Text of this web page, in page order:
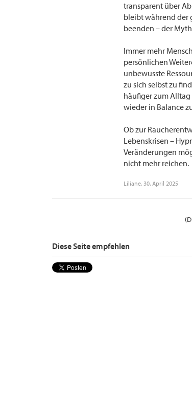
transparent über
bleibt während der
beenden – der
Immer mehr
persönlichen
unbewusste
zu sich selbst zu
häufiger zum
wieder in Balance
Ob zur
Lebenskrisen –
Veränderungen
nicht mehr reichen.
Liliane, 30. April 2025
Diese Seite empfehlen